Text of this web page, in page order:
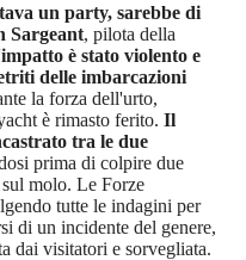
un party, sarebbe di
Sargeant, pilota della
è stato violento e
delle imbarcazioni
la forza dell'urto,
è rimasto ferito. Il
tra le due
prima di colpire due
sul molo. Le Forze
tutte le indagini per
di un incidente del genere,
dai visitatori e sorvegliata.